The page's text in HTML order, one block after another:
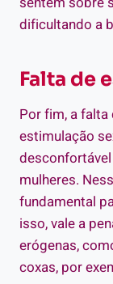
dificultando a
Falta de
Por fim, a
estimulação
mulheres.
fundamental
isso, vale a
erógenas,
coxas, por